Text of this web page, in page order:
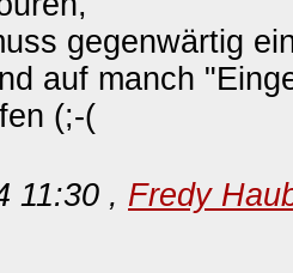
gegenwärtig
auf manch
(;-(
11:30 , Fredy